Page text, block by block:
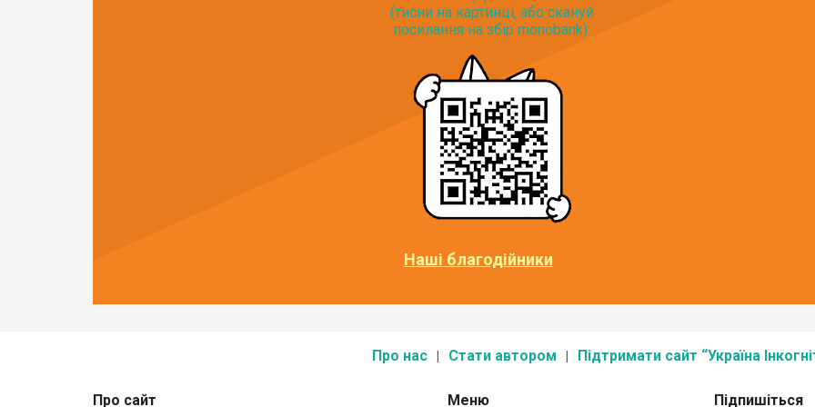
(тисни на картинці, або скануй
посилання на збір monobank):
Наші благодійники
Про нас Стати автором Підтримати сайт “Україна
Про сайт Меню Підпишіться